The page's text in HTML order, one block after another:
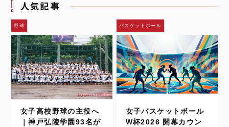
人気記事
野球
女子高校野球の主役へ
｜神戸弘陵学園93名が
バスケットボール
女子バスケットボール
W杯2026 開幕カウン